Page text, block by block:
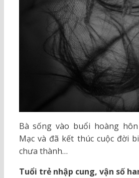
Bà sống vào buổi hoàng
Mạc và đã kết thúc cuộc đời
chưa thành…
Tuổi trẻ nhập cung, vận số